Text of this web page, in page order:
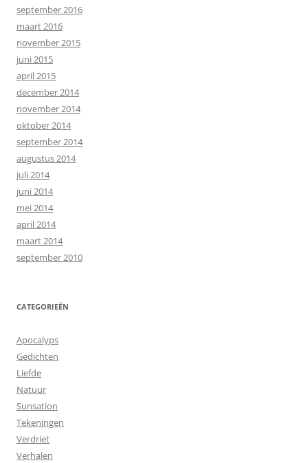
september 2016
maart 2016
november 2015
juni 2015
april 2015
december 2014
november 2014
oktober 2014
september 2014
augustus 2014
juli 2014
juni 2014
mei 2014
april 2014
maart 2014
september 2010
CATEGORIEËN
Apocalyps
Gedichten
Liefde
Natuur
Sunsation
Tekeningen
Verdriet
Verhalen